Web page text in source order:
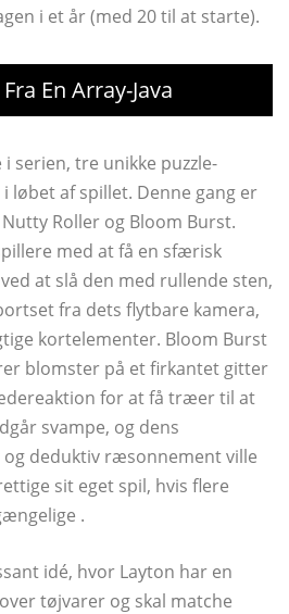
i et år (med 20 til at starte).
En Array-Java
serien, tre unikke puzzle-
løbet af spillet. Denne gang er
Roller og Bloom Burst.
med at få en sfærisk
at slå den med rullende sten,
fra dets flytbare kamera,
kortelementer. Bloom Burst
blomster på et firkantet gitter
for at få træer til at
svampe, og dens
deduktiv ræsonnement ville
sit eget spil, hvis flere
.
idé, hvor Layton har en
tøjvarer og skal matche